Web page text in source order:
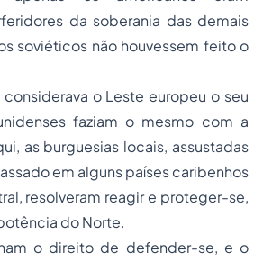
da soberania das demais
soviéticos não houvessem feito o
considerava o Leste europeu o seu
faziam o mesmo com a
as burguesias locais, assustadas
em alguns países caribenhos
resolveram reagir e proteger-se,
do Norte.
o direito de defender-se, e o